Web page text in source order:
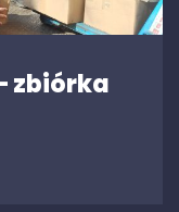
zbiórka